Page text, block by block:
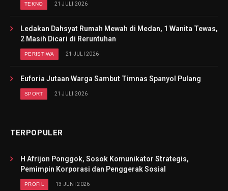
TEKNO 21 JULI 2026
Ledakan Dahsyat Rumah Mewah di Medan, 1 Wanita Tewas,
2 Masih Dicari di Reruntuhan
PERISTIWA 21 JULI 2026
Euforia Jutaan Warga Sambut Timnas Spanyol Pulang
SPORT 21 JULI 2026
TERPOPULER
H Afrijon Ponggok, Sosok Komunikator Strategis,
Pemimpin Korporasi dan Penggerak Sosial
PROFIL 13 JUNI 2026